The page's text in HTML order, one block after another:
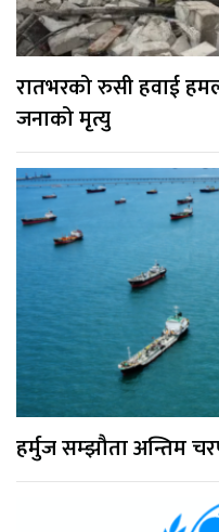
रातभरको रुसी हवाई
जनाको मृत्यु
हर्मुज सम्झौता अन्तिम